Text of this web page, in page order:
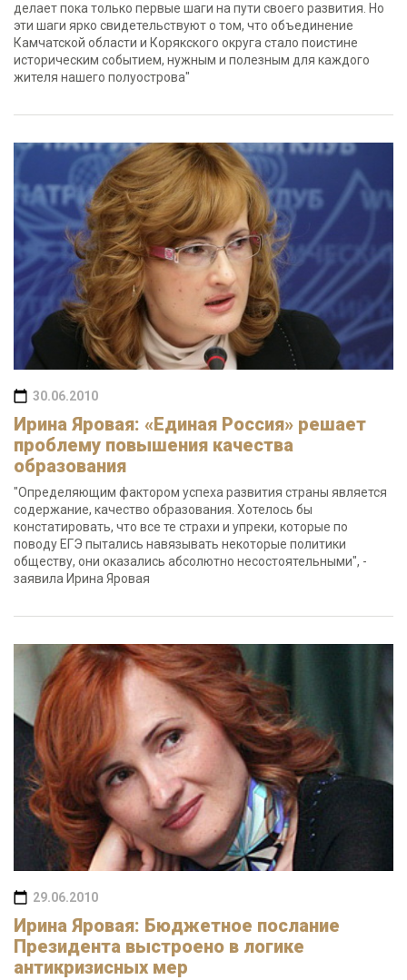
делает пока только первые шаги на пути своего развития. Но
эти шаги ярко свидетельствуют о том, что объединение
Камчатской области и Корякского округа стало поистине
историческим событием, нужным и полезным для каждого
жителя нашего полуострова"
30.06.2010
Ирина Яровая: «Единая Россия» решает
проблему повышения качества
образования
"Определяющим фактором успеха развития страны является
содержание, качество образования. Хотелось бы
констатировать, что все те страхи и упреки, которые по
поводу ЕГЭ пытались навязывать некоторые политики
обществу, они оказались абсолютно несостоятельными", -
заявила Ирина Яровая
29.06.2010
Ирина Яровая: Бюджетное послание
Президента выстроено в логике
антикризисных мер